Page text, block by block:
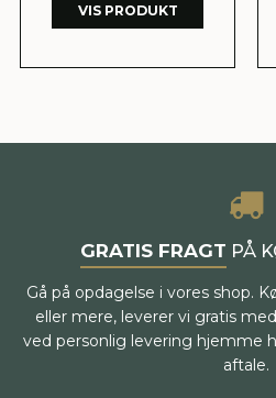
VIS PRODUKT
GRATIS FRAGT PÅ
Gå på opdagelse i vores shop.
eller mere, leverer vi gratis
ved personlig levering hjemme
aftale.